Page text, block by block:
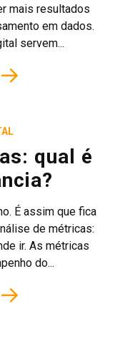
mais resultados
em dados.
servem...
→
qual é
É assim que fica
de métricas:
ir. As métricas
do...
→